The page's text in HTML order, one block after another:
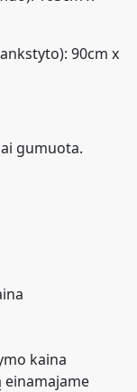
90cm x
gumuota.
kaina